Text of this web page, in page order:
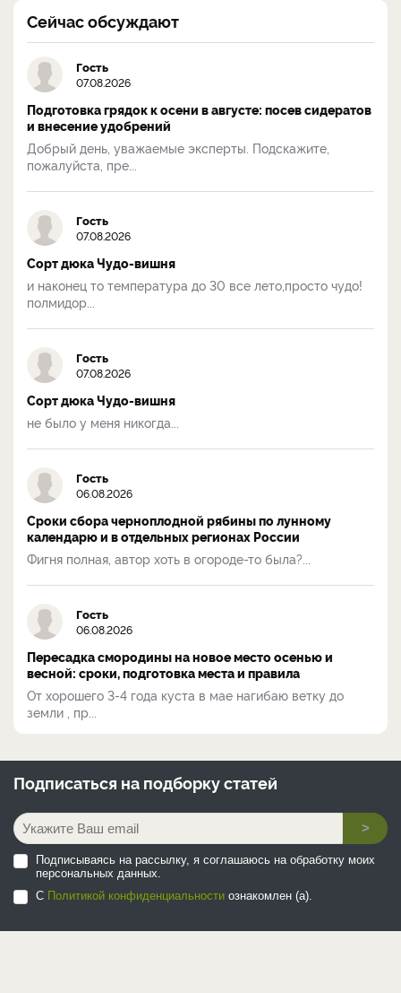
Сейчас обсуждают
Гость
07.08.2026
Подготовка грядок к осени в августе: посев сидератов
и внесение удобрений
Добрый день, уважаемые эксперты. Подскажите,
пожалуйста, пре...
Гость
07.08.2026
Сорт дюка Чудо-вишня
и наконец то температура до 30 все лето,просто чудо!
полмидор...
Гость
07.08.2026
Сорт дюка Чудо-вишня
не было у меня никогда...
Гость
06.08.2026
Сроки сбора черноплодной рябины по лунному
календарю и в отдельных регионах России
Фигня полная, автор хоть в огороде-то была?...
Гость
06.08.2026
Пересадка смородины на новое место осенью и
весной: сроки, подготовка места и правила
От хорошего 3-4 года куста в мае нагибаю ветку до
земли , пр...
Подписаться на подборку статей
>
Подписываясь на рассылку, я соглашаюсь на обработку моих
персональных данных.
С Политикой конфиденциальности ознакомлен (а).